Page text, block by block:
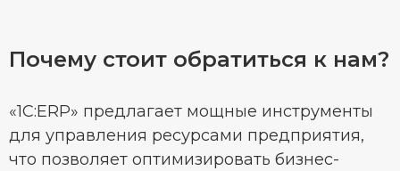
Почему стоит обратиться к нам?
«1C:ERP» предлагает мощные инструменты
для управления ресурсами предприятия,
что позволяет оптимизировать бизнес-